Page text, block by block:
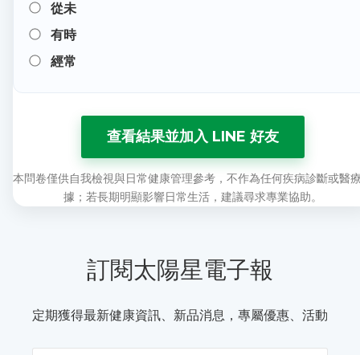
從未
有時
經常
查看結果並加入 LINE 好友
本問卷僅供自我檢視與日常健康管理參考，不作為任何疾病診斷或醫
據；若長期明顯影響日常生活，建議尋求專業協助。
訂閱太陽星電子報
定期獲得最新健康資訊、新品消息，專屬優惠、活動